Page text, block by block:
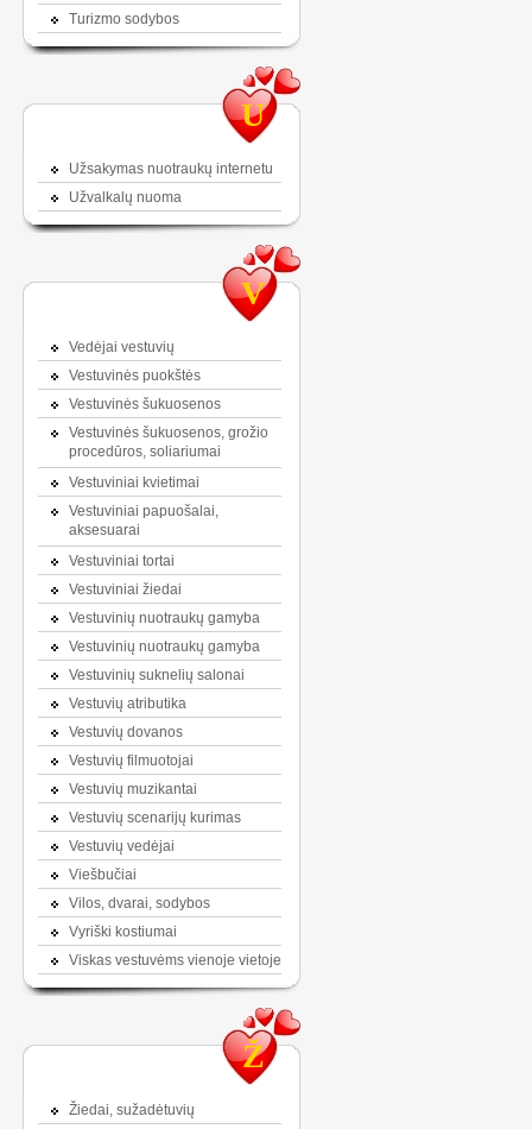
Turizmo sodybos
U
Užsakymas nuotraukų internetu
Užvalkalų nuoma
V
Vedėjai vestuvių
Vestuvinės puokštės
Vestuvinės šukuosenos
Vestuvinės šukuosenos, grožio
procedūros, soliariumai
Vestuviniai kvietimai
Vestuviniai papuošalai,
aksesuarai
Vestuviniai tortai
Vestuviniai žiedai
Vestuvinių nuotraukų gamyba
Vestuvinių nuotraukų gamyba
Vestuvinių suknelių salonai
Vestuvių atributika
Vestuvių dovanos
Vestuvių filmuotojai
Vestuvių muzikantai
Vestuvių scenarijų kurimas
Vestuvių vedėjai
Viešbučiai
Vilos, dvarai, sodybos
Vyriški kostiumai
Viskas vestuvėms vienoje vietoje
Ž
Žiedai, sužadėtuvių